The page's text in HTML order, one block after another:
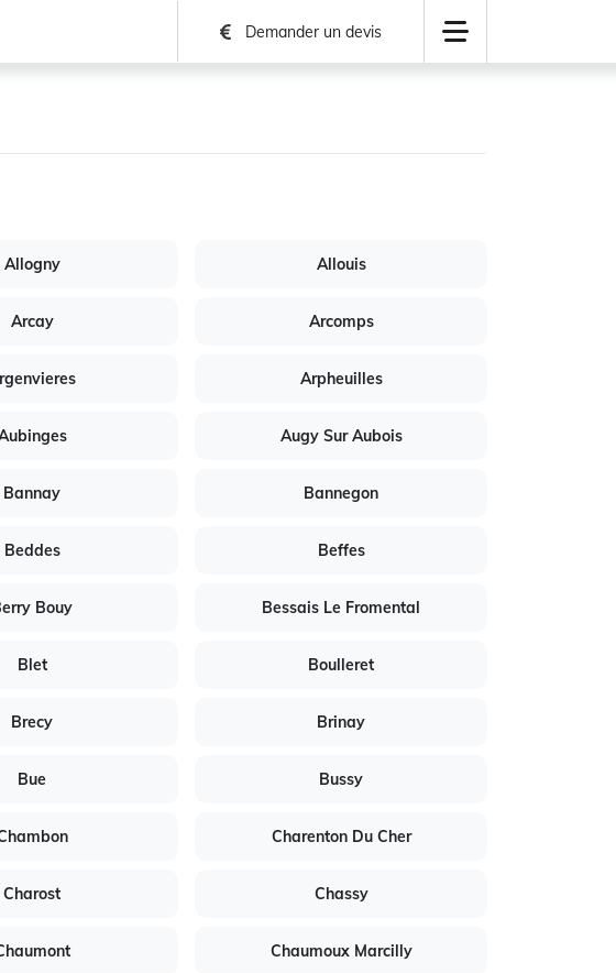
Demander un devis
Allogny Allouis
Arcay Arcomps
Arpheuilles
Augy Sur Aubois
Bannay Bannegon
Beddes Beffes
Bouy Bessais Le Fromental
Blet Boulleret
Brecy Brinay
Bue Bussy
Charenton Du Cher
Charost Chassy
Chaumoux Marcilly